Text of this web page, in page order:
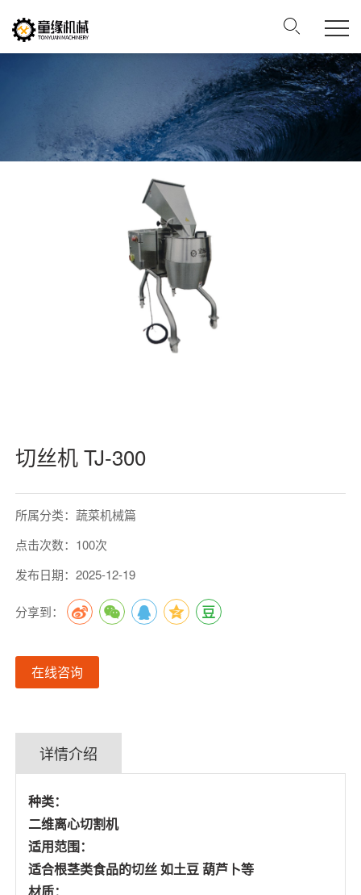
切丝机 TJ-300
所属分类：蔬菜机械篇
点击次数：100次
发布日期：2025-12-19
分享到：
在线咨询
详情介绍
种类：
二维离心切割机
适用范围：
适合根茎类食品的切丝 如土豆 葫芦卜等